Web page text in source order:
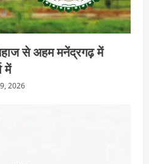
से अहम मनेंद्रगढ़ में
में
2026